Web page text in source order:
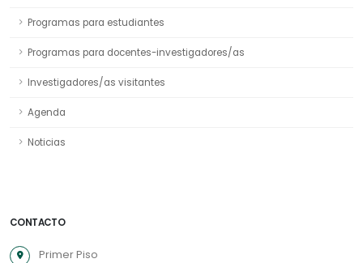
Programas para estudiantes
Programas para docentes-investigadores/as
Investigadores/as visitantes
Agenda
Noticias
CONTACTO
Primer Piso